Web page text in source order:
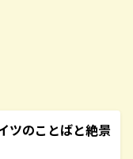
ツのことばと絶景